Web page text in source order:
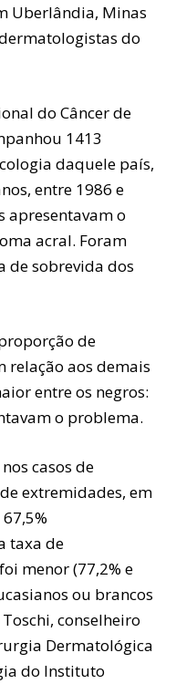
Uberlândia, Minas
do
do Câncer de
1413
daquele país,
entre 1986 e
apresentavam o
acral. Foram
de sobrevida dos
de
relação aos demais
entre os negros:
o problema.
casos de
extremidades, em
taxa de
menor (77,2% e
ou brancos
conselheiro
Dermatológica
do Instituto